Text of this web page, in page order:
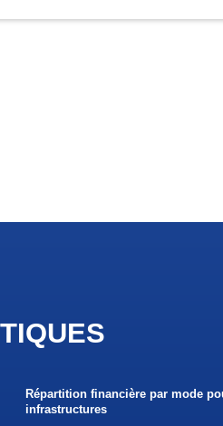
Répartition financière par mode
infrastructures